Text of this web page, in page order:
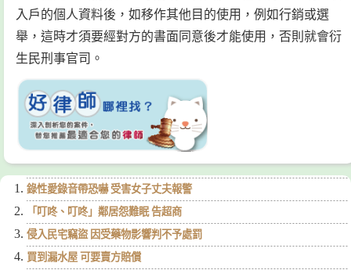
錄性愛錄音帶恐嚇 受害女子丈夫報警
「叮咚、叮咚」鄰居怨難眠 告超商
侵入民宅竊盜 因受藥物影響判不予處罰
買到漏水屋 可要賣方賠償
入戶的個人資料後，如移作其他目的使用，例如行銷或選
舉，這時才須要經對方的書面同意後才能使用，否則就會衍
生民刑事官司。